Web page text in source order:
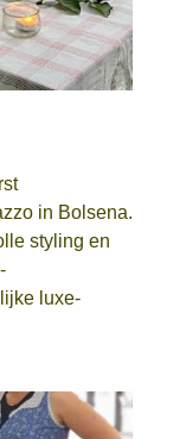
in Bolsena.
styling en
luxe-